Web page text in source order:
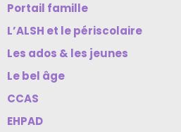
Portail famille
L’ALSH et le périscolaire
Les ados & les jeunes
Le bel âge
CCAS
EHPAD